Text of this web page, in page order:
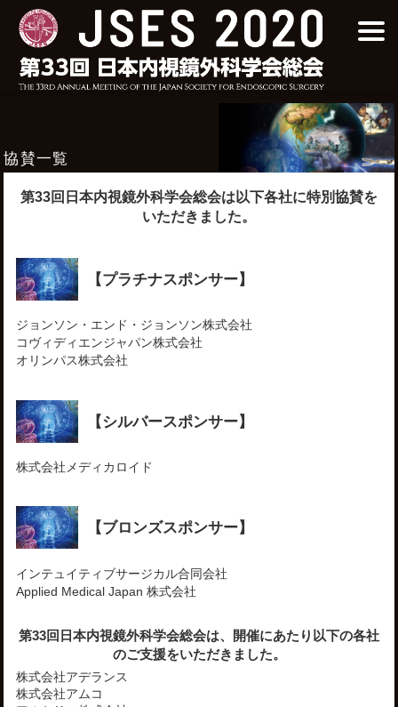
協賛一覧
第33回日本内視鏡外科学会総会は以下各社に特別協賛を
いただきました。
【プラチナスポンサー】
ジョンソン・エンド・ジョンソン株式会社
コヴィディエンジャパン株式会社
オリンパス株式会社
【シルバースポンサー】
株式会社メディカロイド
【ブロンズスポンサー】
インテュイティブサージカル合同会社
Applied Medical Japan 株式会社
第33回日本内視鏡外科学会総会は、開催にあたり以下の各社
のご支援をいただきました。
株式会社アデランス
株式会社アムコ